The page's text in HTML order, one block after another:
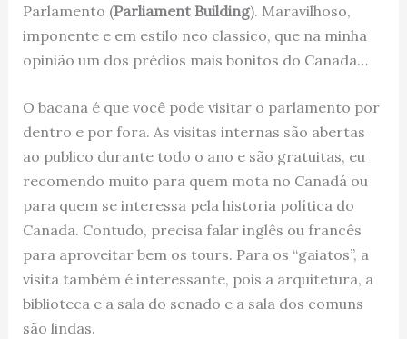
Parlamento (Parliament Building). Maravilhoso,
imponente e em estilo neo classico, que na minha
opinião um dos prédios mais bonitos do Canada…
O bacana é que você pode visitar o parlamento por
dentro e por fora. As visitas internas são abertas
ao publico durante todo o ano e são gratuitas, eu
recomendo muito para quem mota no Canadá ou
para quem se interessa pela historia política do
Canada. Contudo, precisa falar inglês ou francês
para aproveitar bem os tours. Para os “gaiatos”, a
visita também é interessante, pois a arquitetura, a
biblioteca e a sala do senado e a sala dos comuns
são lindas.